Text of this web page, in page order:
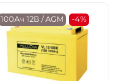
100Ач 12В / AGM -4%